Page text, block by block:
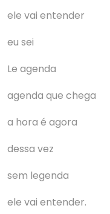
ele vai entender
eu sei
Le agenda
agenda que chega
a hora é agora
dessa vez
sem legenda
ele vai entender.